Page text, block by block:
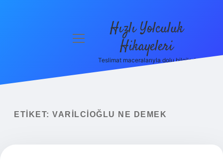
menüyü
Hızlı Yolculuk
Hikayeleri
Teslimat maceralarıyla dolu bilgiler!
ETIKET: VARILCIOĞLU NE DEMEK